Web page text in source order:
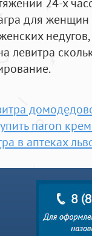
для женщин
левитра
naron
в аптеках